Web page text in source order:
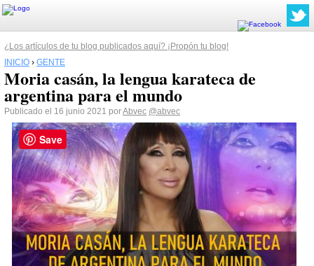
¿Los artículos de tu blog publicados aquí? ¡Propón tu blog!
INICIO › GENTE
Moria casán, la lengua karateca de
argentina para el mundo
Publicado el 16 junio 2021 porAbvec @abvec
Save